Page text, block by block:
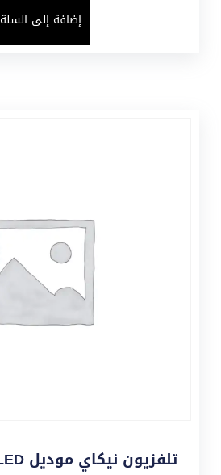
إضافة إلى السلة
تلفزيون نيكاي موديل NTV4050FHDLED